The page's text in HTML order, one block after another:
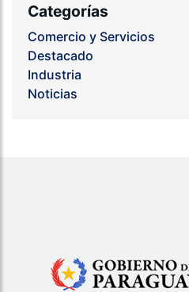
Categorías
Comercio y Servicios
Destacado
Industria
Noticias